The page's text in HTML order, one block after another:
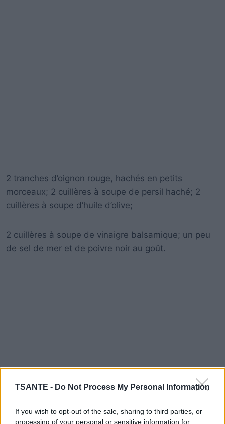
TSANTE - Do Not Process My Personal Information
If you wish to opt-out of the sale, sharing to third parties, or
processing of your personal or sensitive information for
2 tranches d’oignon rouge, hachés en petits
morceaux; 2 cuillères à soupe de persil haché; 2
cuillères à soupe d’huile d’olive;
2 cuillères à soupe de vinaigre balsamique; un peu
de sel de mer et de poivre noir au goût.